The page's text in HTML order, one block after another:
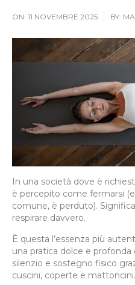
ON: 11 NOVEMBRE 2025 BY:
In una società dove è
è percepito come fermarsi
comune, è perduto).
respirare davvero.
È questa l’essenza più
una pratica dolce e
silenzio e sostegno fisico
cuscini, coperte e mattoncini.